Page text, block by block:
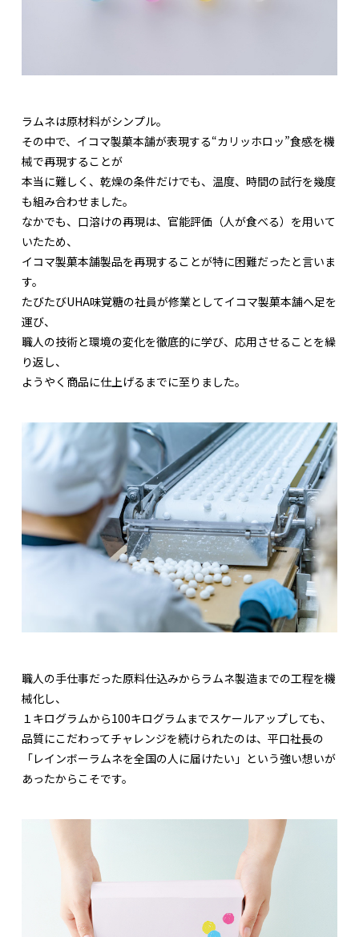
ラムネは原材料がシンプル。
その中で、イコマ製菓本舗が表現する“カリッホロッ”食感を機
械で再現することが
本当に難しく、乾燥の条件だけでも、温度、時間の試行を幾度
も組み合わせました。
なかでも、口溶けの再現は、官能評価（人が食べる）を用いて
いたため、
イコマ製菓本舗製品を再現することが特に困難だったと言いま
す。
たびたびUHA味覚糖の社員が修業としてイコマ製菓本舗へ足を
運び、
職人の技術と環境の変化を徹底的に学び、応用させることを繰
り返し、
ようやく商品に仕上げるまでに至りました。
職人の手仕事だった原料仕込みからラムネ製造までの工程を機
械化し、
１キログラムから100キログラムまでスケールアップしても、
品質にこだわってチャレンジを続けられたのは、平口社長の
「レインボーラムネを全国の人に届けたい」という強い想いが
あったからこそです。